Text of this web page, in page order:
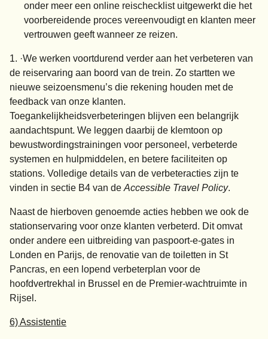
onder meer een online reischecklist uitgewerkt die het
voorbereidende proces vereenvoudigt en klanten meer
vertrouwen geeft wanneer ze reizen.
·We werken voortdurend verder aan het verbeteren van
de reiservaring aan boord van de trein. Zo startten we
nieuwe seizoensmenu’s die rekening houden met de
feedback van onze klanten.
Toegankelijkheidsverbeteringen blijven een belangrijk
aandachtspunt. We leggen daarbij de klemtoon op
bewustwordingstrainingen voor personeel, verbeterde
systemen en hulpmiddelen, en betere faciliteiten op
stations. Volledige details van de verbeteracties zijn te
vinden in sectie B4 van de Accessible Travel Policy.
Naast de hierboven genoemde acties hebben we ook de
stationservaring voor onze klanten verbeterd. Dit omvat
onder andere een uitbreiding van paspoort-e-gates in
Londen en Parijs, de renovatie van de toiletten in St
Pancras, en een lopend verbeterplan voor de
hoofdvertrekhal in Brussel en de Premier-wachtruimte in
Rijsel.
6) Assistentie